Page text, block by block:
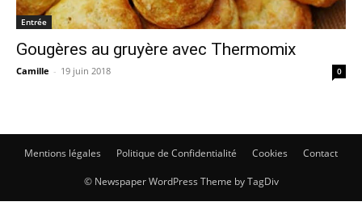
Entrée
Gougères au gruyère avec Thermomix
Camille - 19 juin 2018 0
Mentions légales Politique de Confidentialité Cookies Contact
© Newspaper WordPress Theme by TagDiv